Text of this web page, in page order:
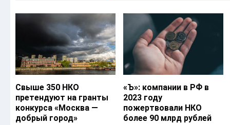
Свыше 350 НКО
претендуют на гранты
конкурса «Москва —
добрый город»
«Ъ‎»: компании в РФ в
2023 году
пожертвовали НКО
более 90 млрд рублей